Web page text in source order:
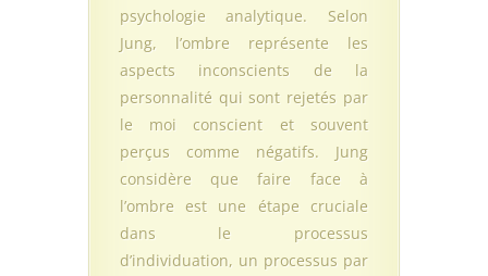
psychologie analytique. Selon
Jung, l’ombre représente les
aspects inconscients de la
personnalité qui sont rejetés par
le moi conscient et souvent
perçus comme négatifs. Jung
considère que faire face à
l’ombre est une étape cruciale
dans le processus
d’individuation, un processus par